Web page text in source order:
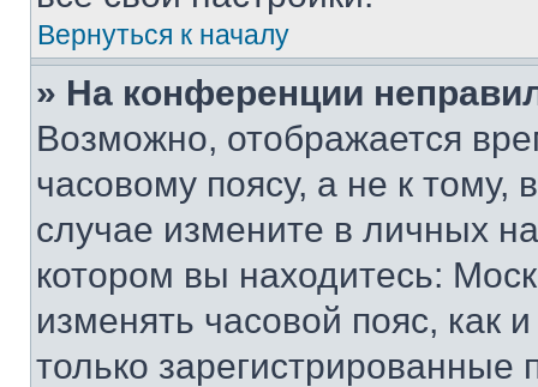
Вернуться к началу
» На конференции
Возможно, отображается
часовому поясу, а не к тому,
случае измените в личных
котором вы находитесь:
изменять часовой пояс, как
только